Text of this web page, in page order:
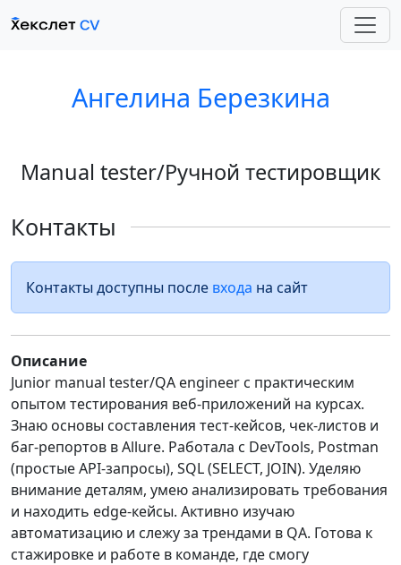
Ангелина Березкина
Manual tester/Ручной тестировщик
Контакты
Контакты доступны после входа на сайт
Описание
Junior manual tester/QA engineer с практическим
опытом тестирования веб-приложений на курсах.
Знаю основы составления тест-кейсов, чек-листов и
баг-репортов в Allure. Работала с DevTools, Postman
(простые API-запросы), SQL (SELECT, JOIN). Уделяю
внимание деталям, умею анализировать требования
и находить edge-кейсы. Активно изучаю
автоматизацию и слежу за трендами в QA. Готова к
стажировке и работе в команде, где смогу